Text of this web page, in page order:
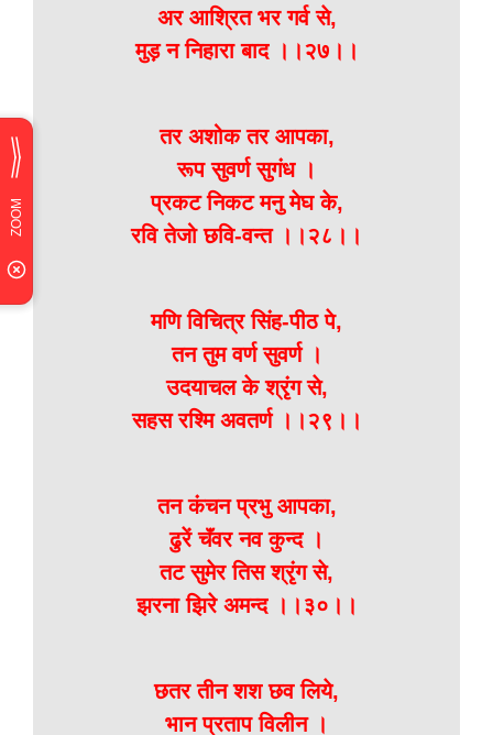
अर आश्रित भर गर्व से,
मुड़ न निहारा बाद ।।२७।।
तर अशोक तर आपका,
रूप सुवर्ण सुगंध ।
प्रकट निकट मनु मेघ के,
रवि तेजो छवि-वन्त ।।२८।।
मणि विचित्र सिंह-पीठ पे,
तन तुम वर्ण सुवर्ण ।
उदयाचल के श्रृंग से,
सहस रश्मि अवतर्ण ।।२९।।
तन कंचन प्रभु आपका,
ढुरें चॅंवर नव कुन्द ।
तट सुमेर तिस श्रृंग से,
झरना झिरे अमन्द ।।३०।।
छतर तीन शश छव लिये,
भान प्रताप विलीन ।